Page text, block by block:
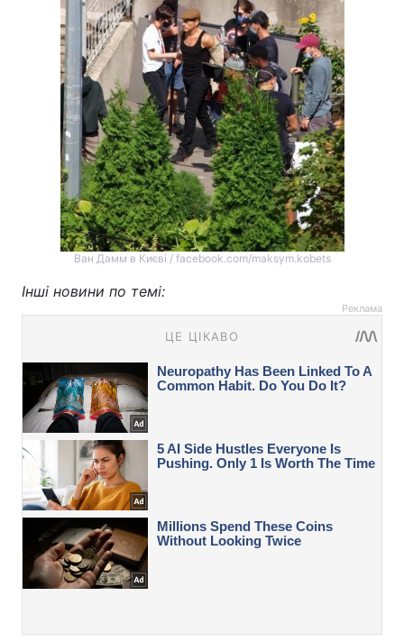
Ван Дамм в Києві / facebook.com/maksym.kobets
Інші новини по темі:
Реклама